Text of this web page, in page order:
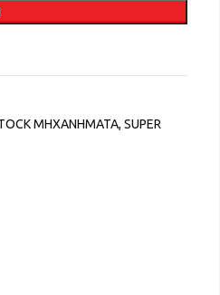
ΜΗΧΑΝΗΜΑΤΑ, SUPER